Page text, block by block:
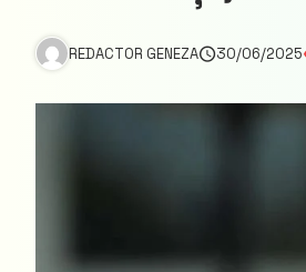
REDACTOR GENEZA 30/06/2025